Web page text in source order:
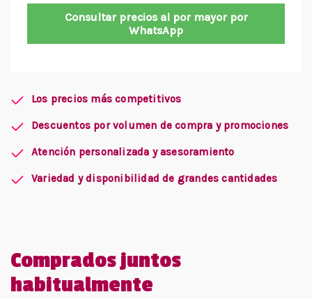
Consultar precios al por mayor por
WhatsApp
Los precios más competitivos
Descuentos por volumen de compra y promociones
Atención personalizada y asesoramiento
Variedad y disponibilidad de grandes cantidades
Comprados juntos
habitualmente